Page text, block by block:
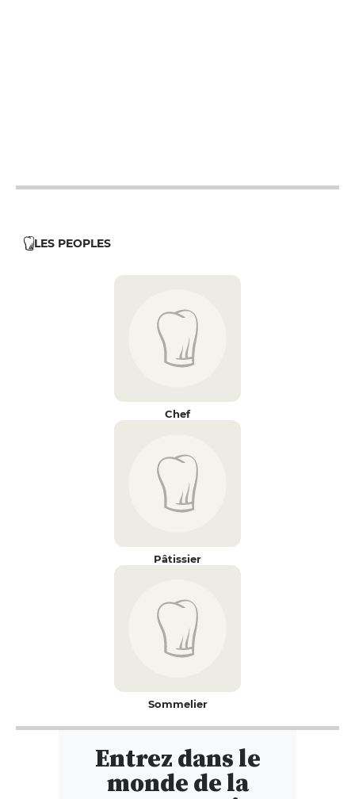
LES PEOPLES
Chef
Pâtissier
Sommelier
Entrez dans le
monde de la